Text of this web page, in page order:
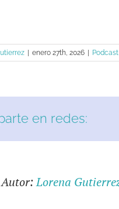
enero 27th, 2026 Podcast
en redes:
Autor:Lorena